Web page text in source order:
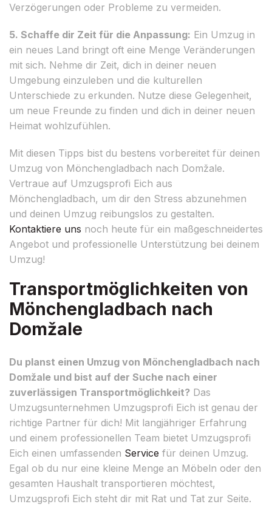
Verzögerungen oder Probleme zu vermeiden.
5. Schaffe dir Zeit für die Anpassung: Ein Umzug in
ein neues Land bringt oft eine Menge Veränderungen
mit sich. Nehme dir Zeit, dich in deiner neuen
Umgebung einzuleben und die kulturellen
Unterschiede zu erkunden. Nutze diese Gelegenheit,
um neue Freunde zu finden und dich in deiner neuen
Heimat wohlzufühlen.
Mit diesen Tipps bist du bestens vorbereitet für deinen
Umzug von Mönchengladbach nach Domžale.
Vertraue auf Umzugsprofi Eich aus
Mönchengladbach, um dir den Stress abzunehmen
und deinen Umzug reibungslos zu gestalten.
Kontaktiere uns noch heute für ein maßgeschneidertes
Angebot und professionelle Unterstützung bei deinem
Umzug!
Transportmöglichkeiten von
Mönchengladbach nach
Domžale
Du planst einen Umzug von Mönchengladbach nach
Domžale und bist auf der Suche nach einer
zuverlässigen Transportmöglichkeit? Das
Umzugsunternehmen Umzugsprofi Eich ist genau der
richtige Partner für dich! Mit langjähriger Erfahrung
und einem professionellen Team bietet Umzugsprofi
Eich einen umfassenden Service für deinen Umzug.
Egal ob du nur eine kleine Menge an Möbeln oder den
gesamten Haushalt transportieren möchtest,
Umzugsprofi Eich steht dir mit Rat und Tat zur Seite.